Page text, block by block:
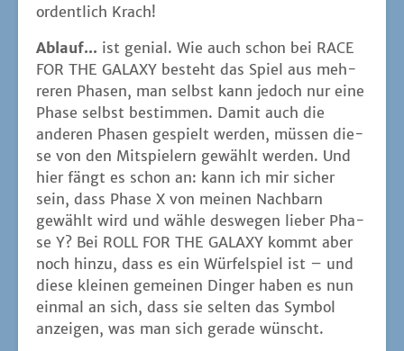
ordent­lich Krach!
Ablauf... ist geni­al. Wie auch schon bei RACE
FOR THE GALAXY besteht das Spiel aus meh­
re­ren Pha­sen, man selbst kann jedoch nur eine
Pha­se selbst bestim­men. Damit auch die
ande­ren Pha­sen gespielt wer­den, müs­sen die­
se von den Mit­spie­lern gewählt wer­den. Und
hier fängt es schon an: kann ich mir sicher
sein, dass Pha­se X von mei­nen Nach­barn
gewählt wird und wäh­le des­we­gen lie­ber Pha­
se Y? Bei ROLL FOR THE GALAXY kommt aber
noch hin­zu, dass es ein Wür­fel­spiel ist – und
die­se klei­nen gemei­nen Din­ger haben es nun
ein­mal an sich, dass sie sel­ten das Sym­bol
anzei­gen, was man sich gera­de wünscht.